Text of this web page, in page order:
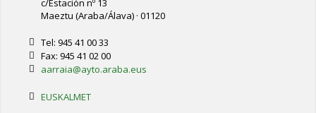
c/Estación nº 13
Maeztu (Araba/Álava) · 01120
Tel: 945 41 00 33
Fax: 945 41 02 00
aarraia@ayto.araba.eus
EUSKALMET